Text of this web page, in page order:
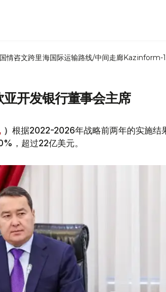
国情咨文跨里海国际运输路线/中间走廊Kazinform-
开发银行董事会主席
）根据2022-2026年战略前两年的实施结
，超过22亿美元。